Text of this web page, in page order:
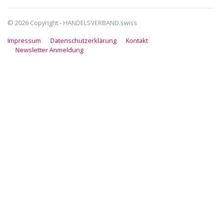
© 2026 Copyright - HANDELSVERBAND.swiss
Impressum
Datenschutzerklärung
Kontakt
Newsletter Anmeldung